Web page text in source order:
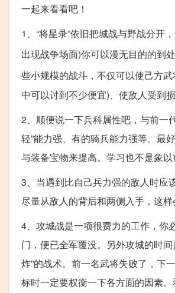
一起来看看吧！
1、“将星录”依旧把城战与野战分开
出现战争场面)你可以漫无目的的到
些小规模的战斗，不仅可以使己方武
中可以讨到不少便宜)、使敌人受到
2、顺便说一下兵科属性吧，与前一
轻”能力强、有的骑兵能力强等。最
与装备宝物来提高。学习也不是象
3、当遇到比自己兵力强的敌人时应
尽量从敌人的背后和两侧入手，这样
4、攻城战是一项很费力的工作，你
门，便已全军覆没。另外攻城的时
炸”的战术。前一名武将失败了，下
标时一定要权衡一下各方面的因素